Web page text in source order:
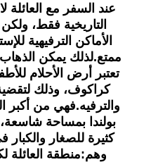
عند السفر مع العائلة
التاريخية فقط،
الأماكن الترفيهية
ممتع.لذلك يمكن الذهاب
تعتبر أرض الأحلام
كراكوف، وذلك
والترفيه.فهي من أكبر
بولندا بمساحة
وهم:منطقة العائلة